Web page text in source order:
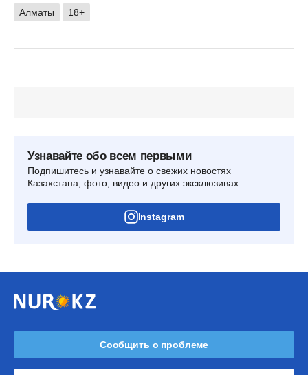
Алматы 18+
Узнавайте обо всем первыми
Подпишитесь и узнавайте о свежих новостях
Казахстана, фото, видео и других эксклюзивах
Instagram
Сообщить о проблеме